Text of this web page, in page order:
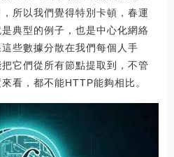
所以我們覺得特別卡頓，春運
典型的例子，也是中心化網絡
些數據分散在我們每個人手
它們從所有節點提取到，不管
看，都不能HTTP能夠相比。